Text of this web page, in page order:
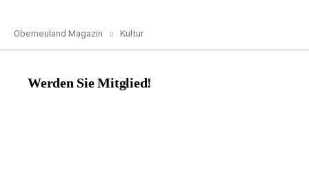
Oberneuland Magazin Kultur
Werden Sie Mitglied!